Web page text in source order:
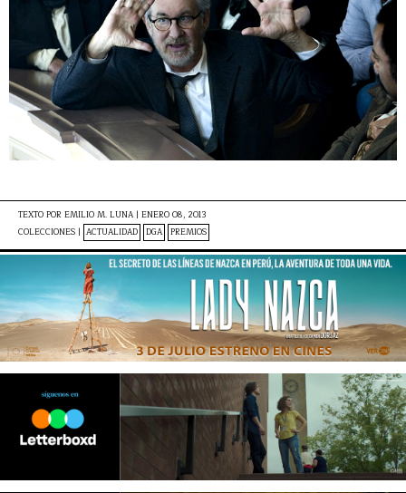
TEXTO POR EMILIO M. LUNA | ENERO 08, 2013
COLECCIONES | ACTUALIDAD DGA PREMIOS